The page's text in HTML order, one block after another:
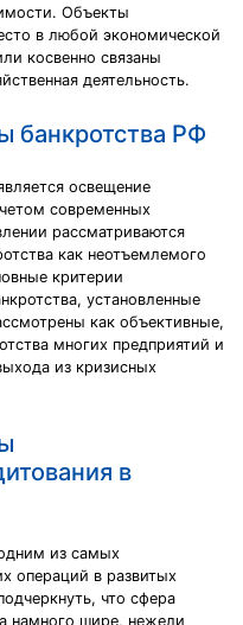
Объекты
в любой экономической
косвенно связаны
деятельность.
банкротства РФ
освещение
современных
рассматриваются
как неотъемлемого
критерии
установленные
как объективные,
многих предприятий и
из кризисных
в
из самых
операций в развитых
что сфера
намного шире, нежели